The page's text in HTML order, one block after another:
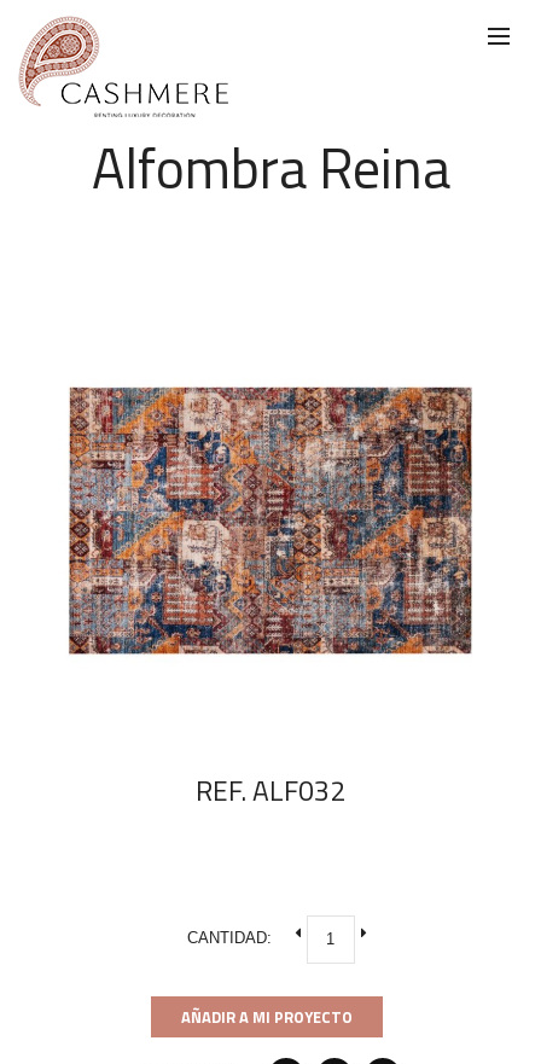
Alfombra Reina
REF. ALF032
CANTIDAD:
AÑADIR A MI PROYECTO